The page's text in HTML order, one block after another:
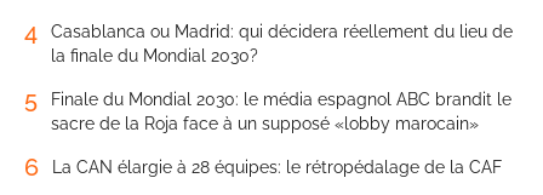
4
Casablanca ou Madrid: qui décidera réellement du lieu de
la finale du Mondial 2030?
5
Finale du Mondial 2030: le média espagnol ABC brandit le
sacre de la Roja face à un supposé «lobby marocain»
6 La CAN élargie à 28 équipes: le rétropédalage de la CAF